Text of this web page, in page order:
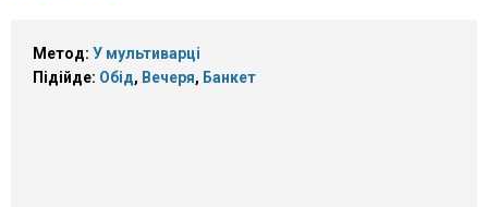
Метод: У мультиварці
Підійде: Обід, Вечеря, Банкет